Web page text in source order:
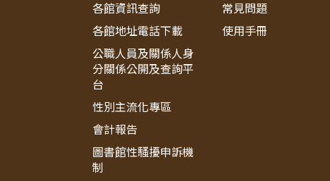
各館資訊查詢
各館地址電話下載
公職人員及關係人身
分關係公開及查詢平
台
性別主流化專區
會計報告
圖書館性騷擾申訴機
制
常見問題
使用手冊